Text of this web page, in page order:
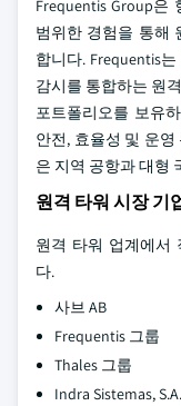
Frequentis Group은
범위한 경험을 통해
합니다. Frequentis
감시를 통합하는 원
포트폴리오를 보유
안전, 효율성 및 운
은 지역 공항과 대형
원격 타워 시장 기
원격 타워 업계에서
다.
사브 AB
Frequentis 그룹
Thales 그룹
Indra Sistemas,